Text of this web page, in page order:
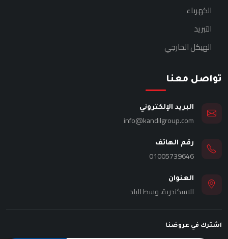
الكهرباء
التبريد
الهيكل الخارجي
تواصل معنا
البريد الإلكتروني
info@kandilgroup.com
رقم الهاتف
01005739646
العنوان
الاسكندرية، وسط البلد
اشترك في عروضنا